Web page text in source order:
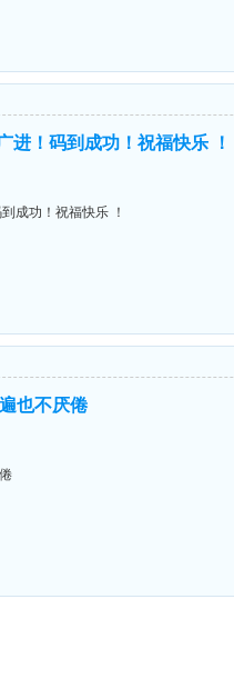
！码到成功！祝福快乐 ！
成功！祝福快乐 ！
也不厌倦